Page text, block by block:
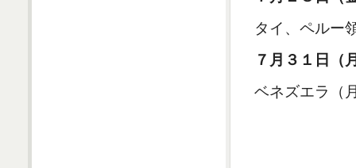
タイ、ペルー
７月３１日（
ベネズエラ（